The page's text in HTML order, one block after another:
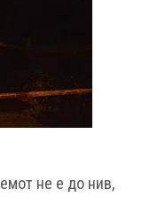
не е до нив,